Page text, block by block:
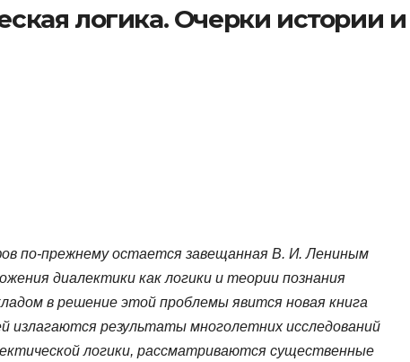
логика. Очерки истории и
по-прежнему остается завещанная В. И. Лениным
диалектики как логики и теории познания
в решение этой проблемы явится новая книга
излагаются результаты многолетних исследований
логики, рассматриваются существенные